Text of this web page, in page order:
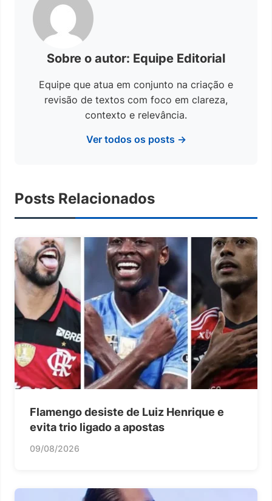
Sobre o autor: Equipe Editorial
Equipe que atua em conjunto na criação e
revisão de textos com foco em clareza,
contexto e relevância.
Ver todos os posts →
Posts Relacionados
Flamengo desiste de Luiz Henrique e
evita trio ligado a apostas
09/08/2026